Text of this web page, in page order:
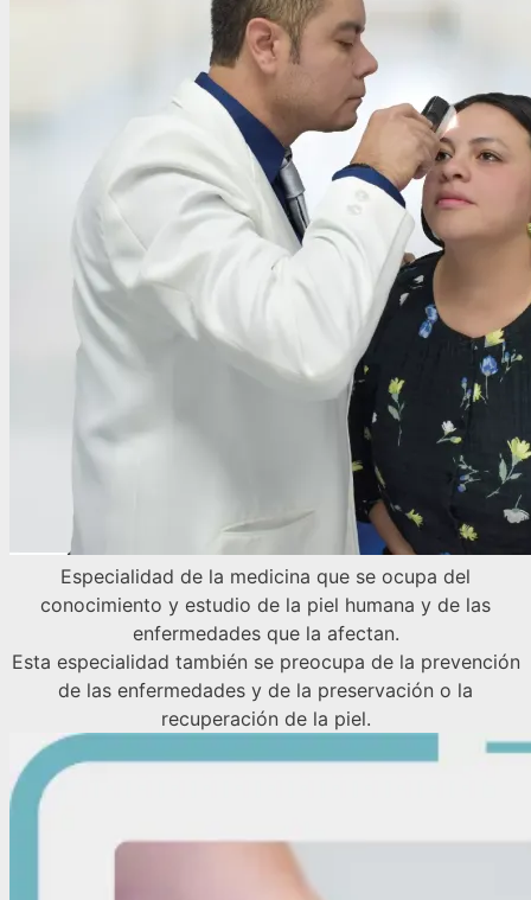
Especialidad de la medicina que se ocupa del
conocimiento y estudio de la piel humana y de las
enfermedades que la afectan.
Esta especialidad también se preocupa de la prevención
de las enfermedades y de la preservación o la
recuperación de la piel.